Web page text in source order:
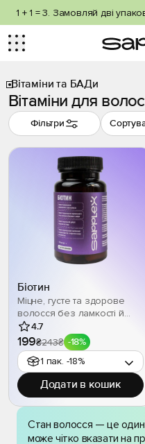
1 + 1 = 3. Замовляй дві
Вітаміни та БАДи
Вітаміни для
Фільтри
Біотин
Міцне, густе та здорове
волосся без ламкості й
випадіння. Біотин підтримує
природну силу вашого
волосся, а перші зміни ви
помітите вже через місяць.
Оптимальний курс – 2-3
місяці для стійкого
результату.
4.7
199₴243₴ -18%
1 пак. -18%
Додати в кошик
Стан волосся — це один
може чітко вказати на